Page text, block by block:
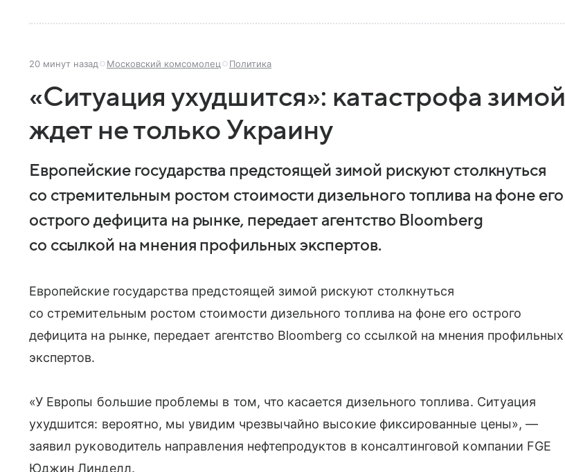
20 минут назад Московский комсомолец Политика
«Ситуация ухудшится»: катастрофа зимой
ждет не только Украину
Европейские государства предстоящей зимой рискуют столкнуться
со стремительным ростом стоимости дизельного топлива на фоне его
острого дефицита на рынке, передает агентство Bloomberg
со ссылкой на мнения профильных экспертов.
Европейские государства предстоящей зимой рискуют столкнуться
со стремительным ростом стоимости дизельного топлива на фоне его острого
дефицита на рынке, передает агентство Bloomberg со ссылкой на мнения профильных
экспертов.
«У Европы большие проблемы в том, что касается дизельного топлива. Ситуация
ухудшится: вероятно, мы увидим чрезвычайно высокие фиксированные цены», —
заявил руководитель направления нефтепродуктов в консалтинговой компании FGE
Юджин Линделл.